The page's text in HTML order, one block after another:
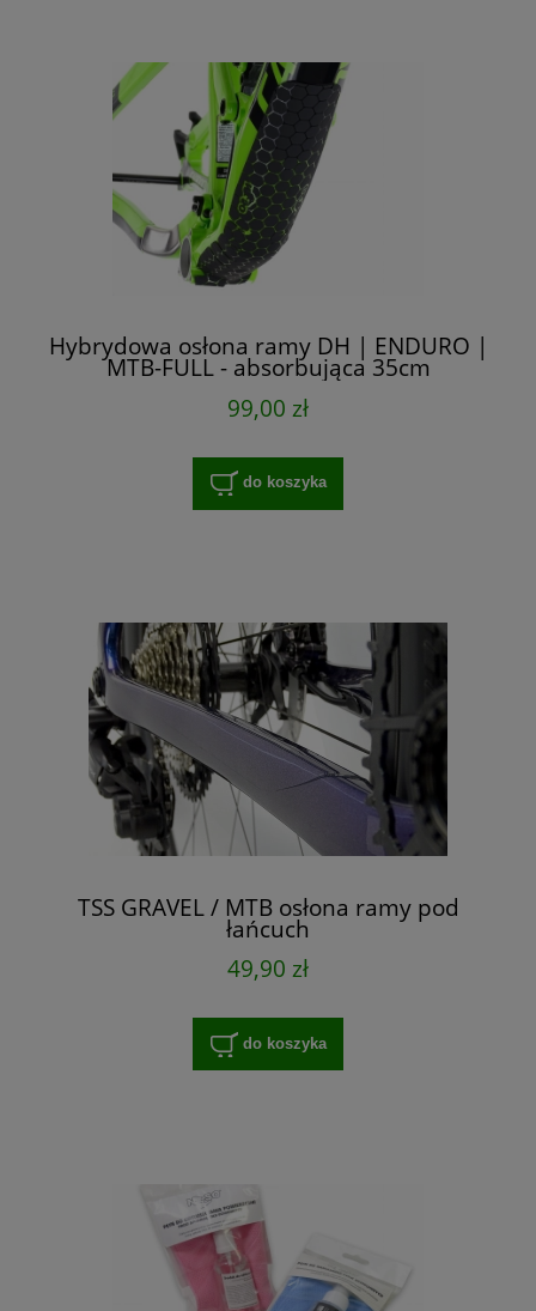
Hybrydowa osłona ramy DH | ENDURO |
MTB-FULL - absorbująca 35cm
99,00 zł
do koszyka
TSS GRAVEL / MTB osłona ramy pod
łańcuch
49,90 zł
do koszyka